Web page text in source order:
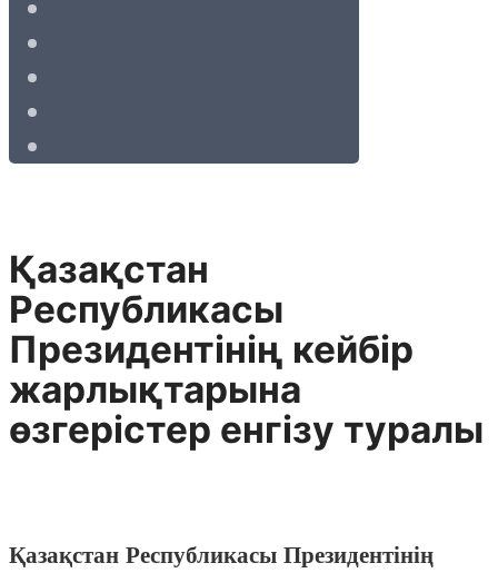
Қазақстан
Республикасы
Президентінің кейбір
жарлықтарына
өзгерістер енгізу туралы
Қазақстан Республикасы Президентінің